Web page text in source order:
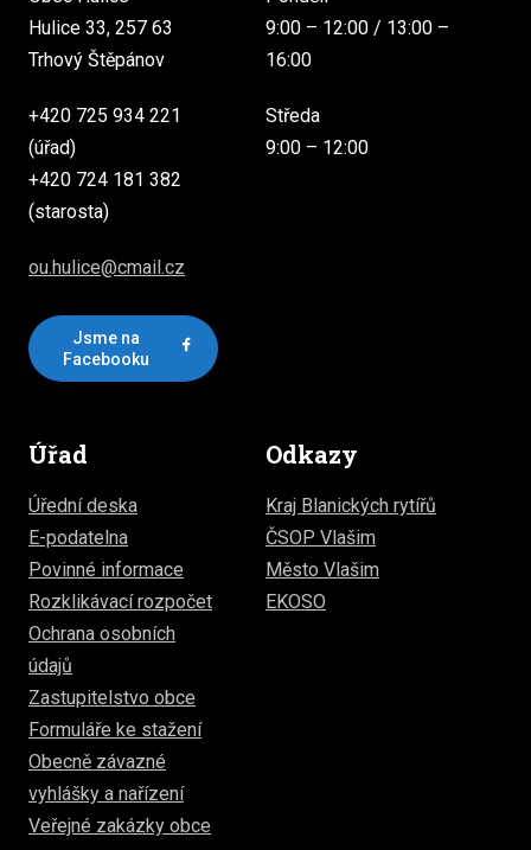
Hulice 33, 257 63
Trhový Štěpánov
+420 725 934 221
(úřad)
+420 724 181 382
(starosta)
ou.hulice@cmail.cz
Jsme na
Facebooku
9:00 – 12:00 / 13:00 –
16:00
Středa
9:00 – 12:00
Úřad
Úřední deska
E-podatelna
Povinné informace
Rozklikávací rozpočet
Ochrana osobních
údajů
Zastupitelstvo obce
Formuláře ke stažení
Obecně závazné
vyhlášky a nařízení
Veřejné zakázky obce
Odkazy
Kraj Blanických rytířů
ČSOP Vlašim
Město Vlašim
EKOSO